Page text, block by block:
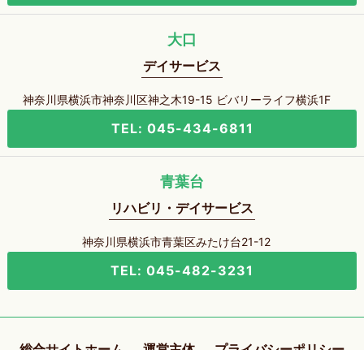
大口
デイサービス
神奈川県横浜市神奈川区神之木19-15 ビバリーライフ横浜1F
TEL: 045-434-6811
青葉台
リハビリ・デイサービス
神奈川県横浜市青葉区みたけ台21-12
TEL: 045-482-3231